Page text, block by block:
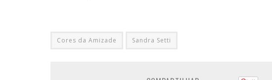
Cores da Amizade Sandra Setti